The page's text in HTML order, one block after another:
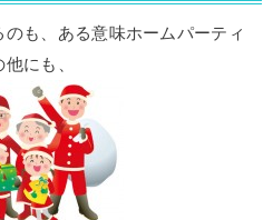
も、ある意味ホームパーティ
にも、